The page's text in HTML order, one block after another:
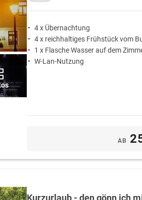
4 x Übernachtung
4 x reichhaltiges Frühstück vom
1 x Flasche Wasser auf dem
W-Lan-Nutzung
AB
Kurzurlaub - den gönn ich